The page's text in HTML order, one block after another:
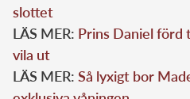
slottet
LÄS MER: Prins Daniel förd
vila ut
LÄS MER: Så lyxigt bor